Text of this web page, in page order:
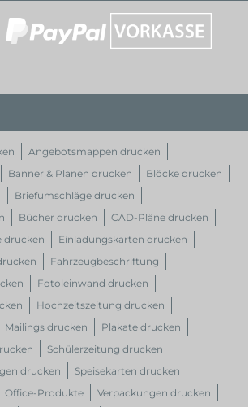
Angebotsmappen drucken
Banner & Planen drucken
Blöcke drucken
Briefumschläge drucken
Bücher drucken
CAD-Pläne drucken
drucken
Einladungskarten drucken
Fahrzeugbeschriftung
Fotoleinwand drucken
Hochzeitszeitung drucken
Mailings drucken
Plakate drucken
Schülerzeitung drucken
drucken
Speisekarten drucken
Office-Produkte
Verpackungen drucken